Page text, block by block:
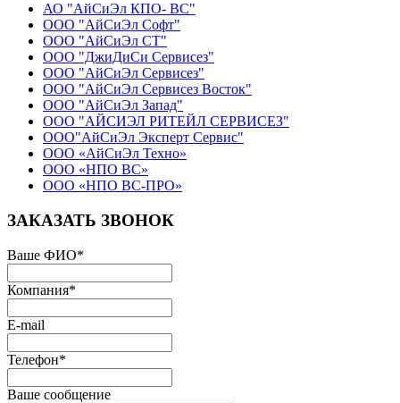
АО "АйСиЭл КПО- ВС"
ООО "АйСиЭл Софт"
ООО "АйСиЭл СТ"
ООО "ДжиДиСи Сервисез"
ООО "АйСиЭл Сервисез"
ООО "АйСиЭл Сервисез Восток"
ООО "АйСиЭл Запад"
ООО "АЙСИЭЛ РИТЕЙЛ СЕРВИСЕЗ"
ООО"АйСиЭл Эксперт Сервис"
ООО «АйСиЭл Техно»
ООО «НПО ВС»
ООО «НПО ВС-ПРО»
ЗАКАЗАТЬ ЗВОНОК
Ваше ФИО*
Компания*
E-mail
Телефон*
Ваше сообщение